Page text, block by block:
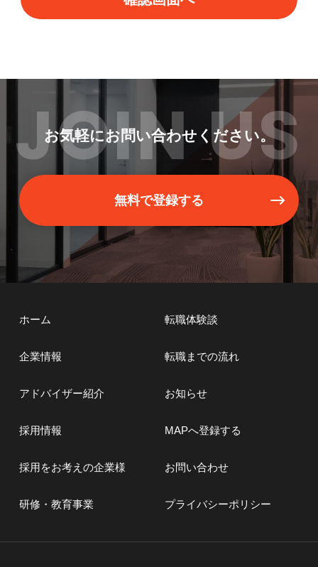
JOIN US
お気軽にお問い合わせください。
無料で登録する
ホーム
企業情報
アドバイザー紹介
転職体験談
転職までの流れ
お知らせ
採用情報
採用をお考えの企業様
研修・教育事業
MAPへ登録する
お問い合わせ
プライバシーポリシー